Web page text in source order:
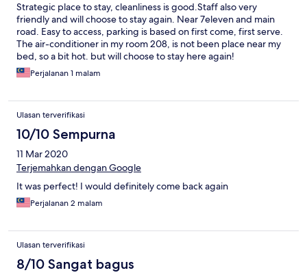
Strategic place to stay, cleanliness is good.Staff also very
friendly and will choose to stay again. Near 7eleven and main
road. Easy to access, parking is based on first come, first serve.
The air-conditioner in my room 208, is not been place near my
bed, so a bit hot. but will choose to stay here again!
Perjalanan 1 malam
Ulasan terverifikasi
10/10 Sempurna
11 Mar 2020
Terjemahkan dengan Google
It was perfect! I would definitely come back again
Perjalanan 2 malam
Ulasan terverifikasi
8/10 Sangat bagus